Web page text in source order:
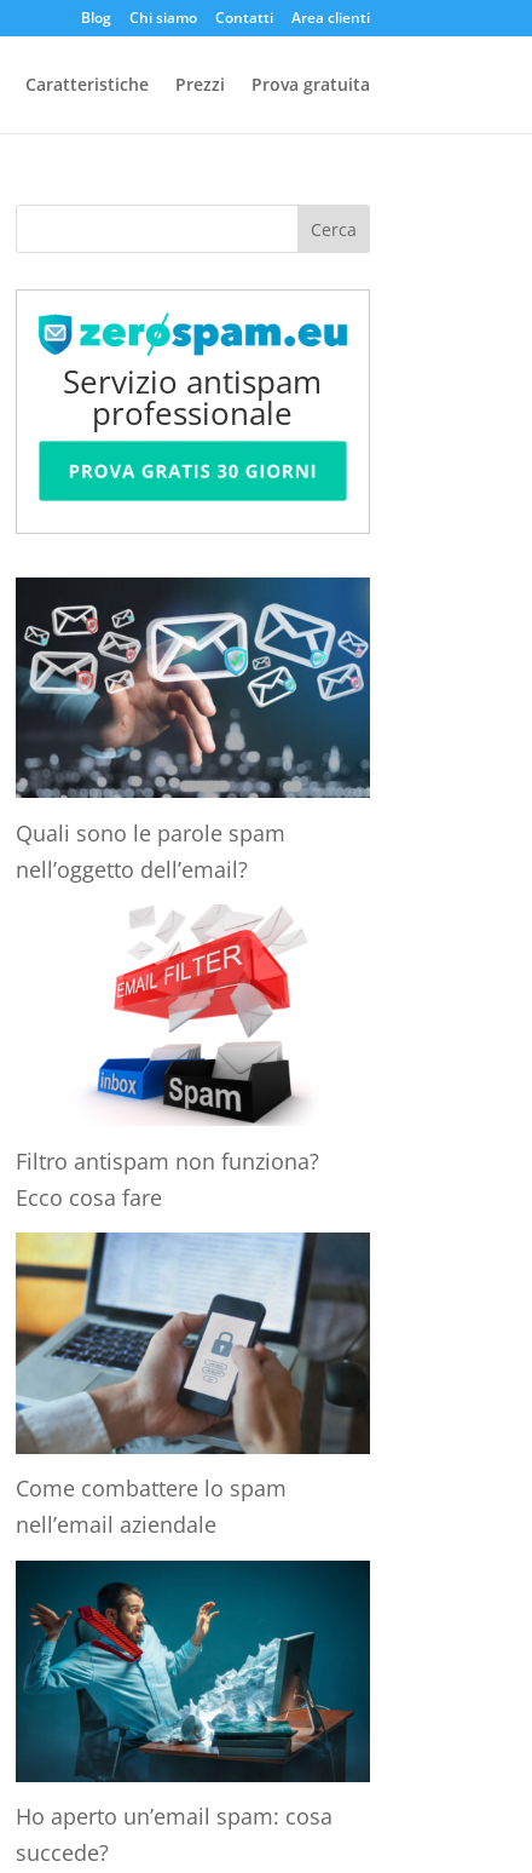
Blog Chi siamo Contatti Area clienti
Caratteristiche Prezzi Prova gratuita
Servizio antispam
professionale
Quali sono le parole spam
nell’oggetto dell’email?
Filtro antispam non funziona?
Ecco cosa fare
Come combattere lo spam
nell’email aziendale
Ho aperto un’email spam: cosa
succede?